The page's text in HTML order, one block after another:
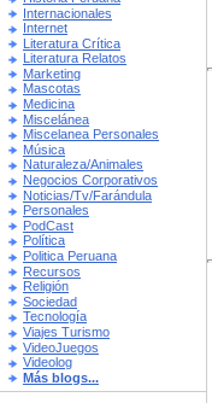
Internacionales
Internet
Literatura Crítica
Literatura Relatos
Marketing
Mascotas
Medicina
Miscelánea
Miscelanea Personales
Música
Naturaleza/Animales
Negocios Corporativos
Noticias/Tv/Farándula
Personales
PodCast
Política
Politica Peruana
Recursos
Religión
Sociedad
Tecnología
Viajes Turismo
VideoJuegos
Videolog
Más blogs...